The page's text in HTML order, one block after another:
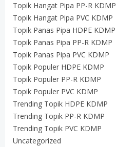
Topik Hangat Pipa PP-R KDMP
Topik Hangat Pipa PVC KDMP
Topik Panas Pipa HDPE KDMP
Topik Panas Pipa PP-R KDMP
Topik Panas Pipa PVC KDMP
Topik Populer HDPE KDMP
Topik Populer PP-R KDMP
Topik Populer PVC KDMP
Trending Topik HDPE KDMP
Trending Topik PP-R KDMP
Trending Topik PVC KDMP
Uncategorized